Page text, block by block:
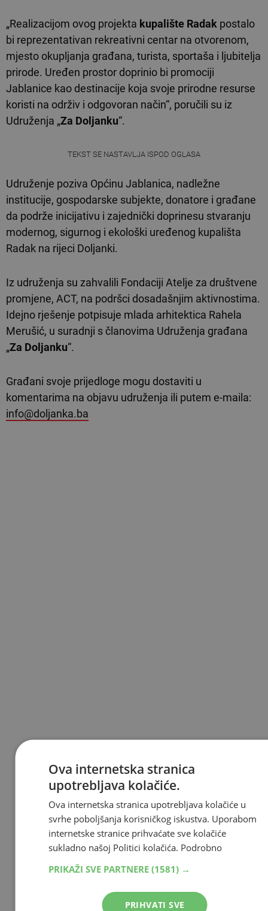
„Realizacijom ovog projekta kupalište Radak postalo
bi reprezentativan rekreativni centar na otvorenom,
mjesto okupljanja građana, turista, sportaša i ljubitelja
prirode. Uređen prostor doprinio bi promociji
Jablanice kao destinacije koja svoje prirodne resurse
koristi na održiv i odgovoran način“, poručili su iz
Udruženja „Za Doljanku“.
TEKST SE NASTAVLJA ISPOD OGLASA
Udruženje poziva Općinu Jablanica, nadležne
institucije, gospodarske subjekte, donatore i građane
da podrže inicijativu i zajednički doprinesu stvaranju
modernog, sigurnog i ekološki uređenog kupališta
Radak na rijeci Doljanki.
Iz udruženja su zahvalili Fondaciji Atelje za društvene
promjene, ACT, na podršci dosadašnjim aktivnostima.
Idejno rješenje potpisuje mlada arhitektica Rahela
Merušić, u suradnji s članovima Udruženja građana
„Za Doljanku“.
Građani svoje prijedloge mogu dostaviti u
komentarima na objavu udruženja ili putem e-maila:
info@doljanka.ba
Ova internetska stranica
upotrebljava kolačiće.
Ova internetska stranica upotrebljava kolačiće u
svrhe poboljšanja korisničkog iskustva. Uporabom
internetske stranice prihvaćate sve kolačiće
sukladno našoj Politici kolačića. Podrobno
PRIKAŽI SVE PARTNERE (1581) →
PRIHVATI SVE